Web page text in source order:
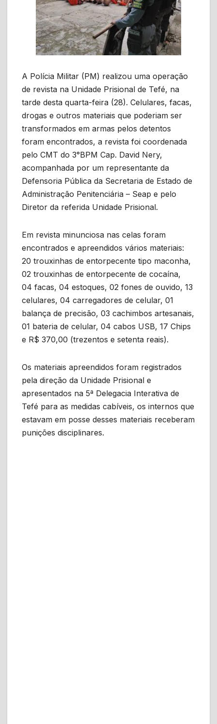
A Polícia Militar (PM) realizou uma operação
de revista na Unidade Prisional de Tefé, na
tarde desta quarta-feira (28). Celulares, facas,
drogas e outros materiais que poderiam ser
transformados em armas pelos detentos
foram encontrados, a revista foi coordenada
pelo CMT do 3°BPM Cap. David Nery,
acompanhada por um representante da
Defensoria Pública da Secretaria de Estado de
Administração Penitenciária – Seap e pelo
Diretor da referida Unidade Prisional.
Em revista minunciosa nas celas foram
encontrados e apreendidos vários materiais:
20 trouxinhas de entorpecente tipo maconha,
02 trouxinhas de entorpecente de cocaína,
04 facas, 04 estoques, 02 fones de ouvido, 13
celulares, 04 carregadores de celular, 01
balança de precisão, 03 cachimbos artesanais,
01 bateria de celular, 04 cabos USB, 17 Chips
e R$ 370,00 (trezentos e setenta reais).
Os materiais apreendidos foram registrados
pela direção da Unidade Prisional e
apresentados na 5ª Delegacia Interativa de
Tefé para as medidas cabíveis, os internos que
estavam em posse desses materiais receberam
punições disciplinares.